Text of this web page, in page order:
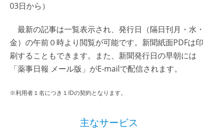
03日から）
最新の記事は一覧表示され、発行日（隔日刊月・水・
金）の午前０時より閲覧が可能です。新聞紙面PDFは印
刷することもできます。また、新聞発行日の早朝には
「薬事日報 メール版」がE-mailで配信されます。
※利用者１名につき１IDの契約となります。
主なサービス